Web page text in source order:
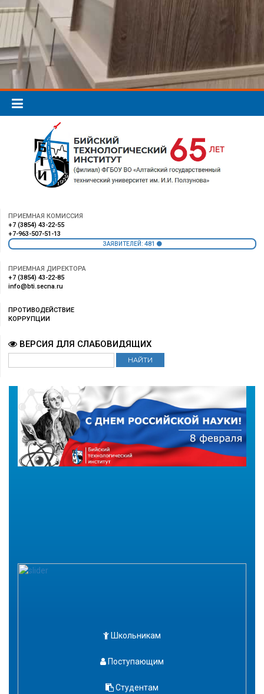
ПРИЕМНАЯ КОМИССИЯ
+7 (3854) 43-22-55
+7-963-507-51-13
ЗАЯВИТЕЛЕЙ: 481
ПРИЕМНАЯ ДИРЕКТОРА
+7 (3854) 43-22-85
info@bti.secna.ru
ПРОТИВОДЕЙСТВИЕ
КОРРУПЦИИ
ВЕРСИЯ ДЛЯ СЛАБОВИДЯЩИХ
Школьникам
Поступающим
Студентам